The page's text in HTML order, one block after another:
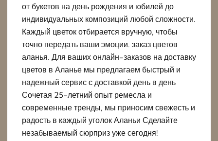
от букетов на день рождения и юбилей до
индивидуальных композиций любой сложности.
Каждый цветок отбирается вручную, чтобы
точно передать ваши эмоции. заказ цветов
аланья. Для ваших онлайн-заказов на доставку
цветов в Аланье мы предлагаем быстрый и
надежный сервис с доставкой день в день
Сочетая 25-летний опыт ремесла и
современные тренды, мы приносим свежесть и
радость в каждый уголок Аланьи Сделайте
незабываемый сюрприз уже сегодня!